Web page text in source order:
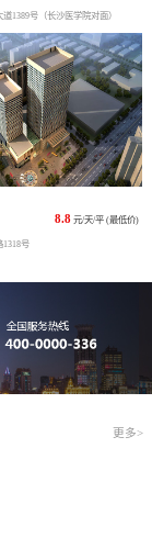
1389号（长沙医学院对面）
8.8 元/天/平 (最低价)
1318号
更多>